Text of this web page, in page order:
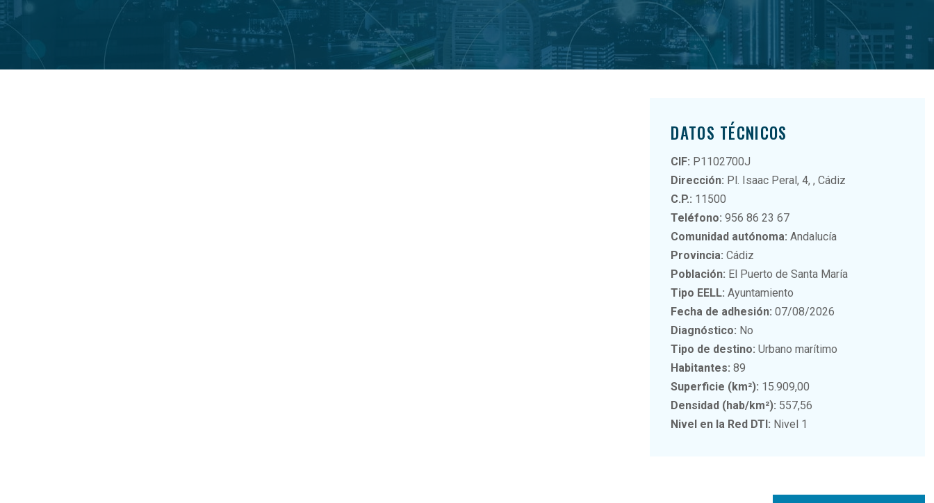
DATOS TÉCNICOS
CIF: P1102700J
Dirección: Pl. Isaac Peral, 4, , Cádiz
C.P.: 11500
Teléfono: 956 86 23 67
Comunidad autónoma: Andalucía
Provincia: Cádiz
Población: El Puerto de Santa María
Tipo EELL: Ayuntamiento
Fecha de adhesión: 07/08/2026
Diagnóstico: No
Tipo de destino: Urbano marítimo
Habitantes: 89
Superficie (km²): 15.909,00
Densidad (hab/km²): 557,56
Nivel en la Red DTI: Nivel 1